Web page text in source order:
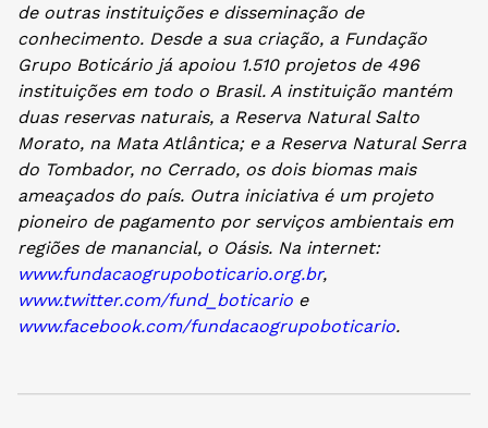
de outras instituições e disseminação de
conhecimento. Desde a sua criação, a Fundação
Grupo Boticário já apoiou 1.510 projetos de 496
instituições em todo o Brasil. A instituição mantém
duas reservas naturais, a Reserva Natural Salto
Morato, na Mata Atlântica; e a Reserva Natural Serra
do Tombador, no Cerrado, os dois biomas mais
ameaçados do país. Outra iniciativa é um projeto
pioneiro de pagamento por serviços ambientais em
regiões de manancial, o Oásis. Na internet:
www.fundacaogrupoboticario.org.br,
www.twitter.com/fund_boticario e
www.facebook.com/fundacaogrupoboticario.